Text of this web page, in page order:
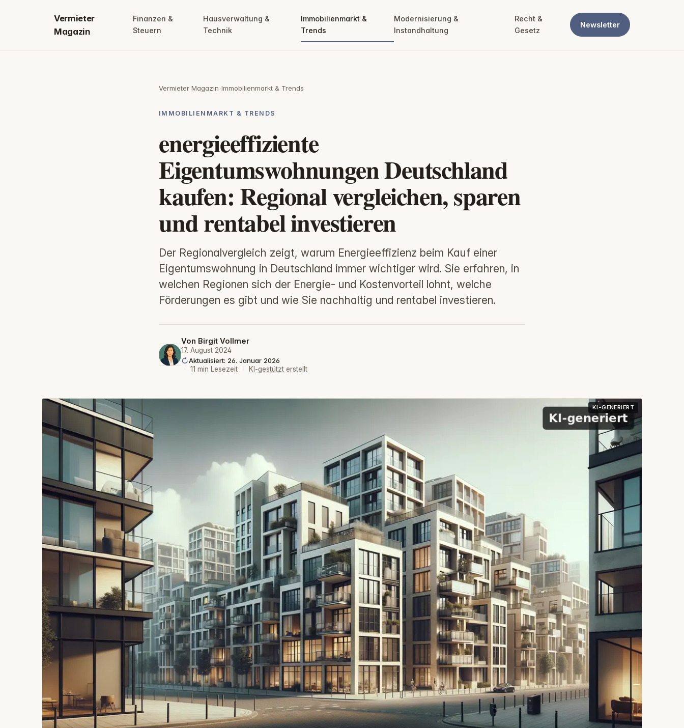
Vermieter
Magazin
Finanzen &
Steuern
Hausverwaltung &
Technik
Immobilienmarkt &
Trends
Modernisierung &
Instandhaltung
Recht &
Gesetz
Newsletter
Vermieter Magazin›Immobilienmarkt & Trends
IMMOBILIENMARKT & TRENDS
energieeffiziente
Eigentumswohnungen Deutschland
kaufen: Regional vergleichen, sparen
und rentabel investieren
Der Regionalvergleich zeigt, warum Energieeffizienz beim Kauf einer
Eigentumswohnung in Deutschland immer wichtiger wird. Sie erfahren, in
welchen Regionen sich der Energie- und Kostenvorteil lohnt, welche
Förderungen es gibt und wie Sie nachhaltig und rentabel investieren.
Von Birgit Vollmer
17. August 2024
Aktualisiert: 26. Januar 2026
·
11 min Lesezeit · KI-gestützt erstellt
KI-GENERIERT